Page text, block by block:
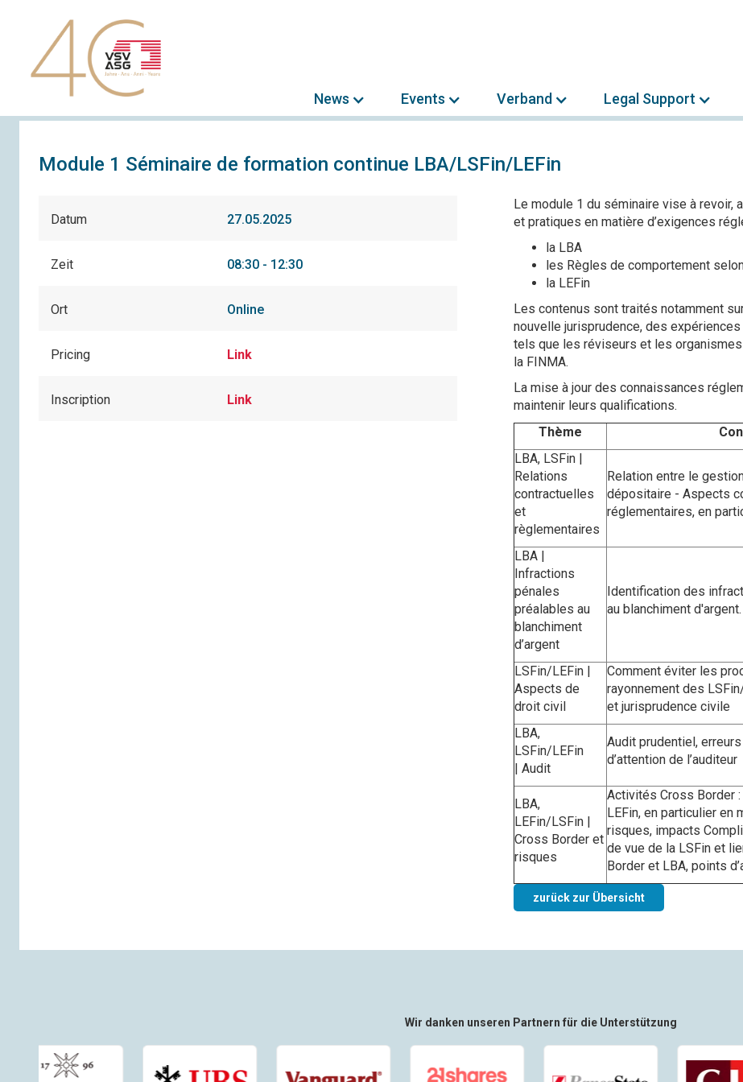
News Events Verband Legal Support
Module 1 Séminaire de formation continue LBA/LSFin/LEFin
Datum 27.05.2025
Zeit 08:30 - 12:30
Ort Online
Pricing Link
Inscription Link
Le module 1 du séminaire vise à
et pratiques en matière d’exigences
la LBA
les Règles de comportement
la LEFin
Les contenus sont traités notamment
nouvelle jurisprudence, des
tels que les réviseurs et les
la FINMA.
La mise à jour des connaissances
maintenir leurs qualifications.
Thème
LBA, LSFin |
Relations
contractuelles
et
règlementaires
Relation entre le
dépositaire - Aspects
réglementaires, en
LBA |
Infractions
pénales
préalables au
blanchiment
d’argent
Identification des
au blanchiment d'argent.
LSFin/LEFin |
Aspects de
droit civil
Comment éviter les
rayonnement des
et jurisprudence civile
LBA,
LSFin/LEFin
| Audit
Audit prudentiel,
d’attention de l’auditeur
LBA,
LEFin/LSFin |
Cross Border et
risques
Activités Cross Border
LEFin, en particulier en
risques, impacts
de vue de la LSFin et
Border et LBA, points
zurück zur Übersicht
Wir danken unseren Partnern für die Unterstützung